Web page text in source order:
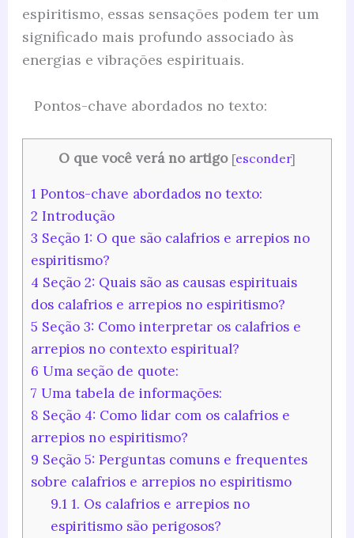
espiritismo, essas sensações podem ter um
significado mais profundo associado às
energias e vibrações espirituais.
Pontos-chave abordados no texto:
O que você verá no artigo [esconder]
1Pontos-chave abordados no texto:
2 Introdução
3 Seção 1: O que são calafrios e arrepios no
espiritismo?
4 Seção 2: Quais são as causas espirituais
dos calafrios e arrepios no espiritismo?
5 Seção 3: Como interpretar os calafrios e
arrepios no contexto espiritual?
6 Uma seção de quote:
7 Uma tabela de informações:
8 Seção 4: Como lidar com os calafrios e
arrepios no espiritismo?
9 Seção 5: Perguntas comuns e frequentes
sobre calafrios e arrepios no espiritismo
9.1 1. Os calafrios e arrepios no
espiritismo são perigosos?